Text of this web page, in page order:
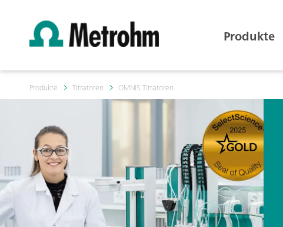
Produkte
Produkte Titratoren OMNIS Titratoren